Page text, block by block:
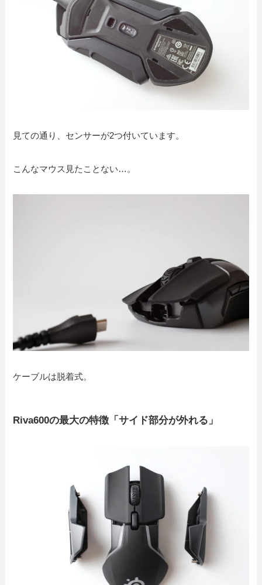
見ての通り、センサーが2つ付いています。
こんなマウス見たことない…。
ケーブルは脱着式。
Riva600の最大の特徴「サイド部分が外れる」